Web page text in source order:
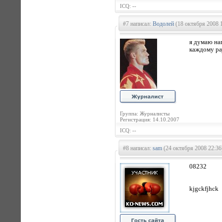
ICQ: --
#7 написал: Водолей (18 октября 2008
Группа: Журналисты
Регистрация: 14.10.2007
я думаю
каждому
ICQ: --
#8 написал: sam (24 октября 2008
08232
kjgckfjhck